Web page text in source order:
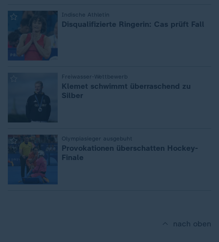
Indische Athletin
Disqualifizierte Ringerin: Cas prüft Fall
Freiwasser-Wettbewerb
Klemet schwimmt überraschend zu
Silber
Olympiasieger ausgebuht
Provokationen überschatten Hockey-
Finale
nach oben